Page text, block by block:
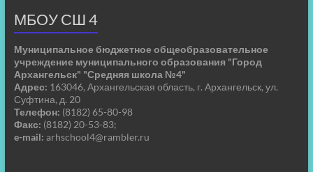
МБОУ СШ 4
Муниципальное бюджетное общеобразовательное
учреждение муниципального образования "Город
Архангельск" "Средняя школа №4"
Адрес: 163046, Архангельская область, г. Архангельск, ул.
Суфтина, д. 20
Телефон: (8182) 65-80-98
Факс: (8182) 20-53-83;
e-mail: arhschool4@rambler.ru